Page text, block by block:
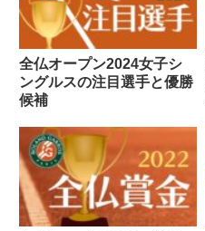
全仏オープン2024女子シ
ングルスの注目選手と優勝
候補